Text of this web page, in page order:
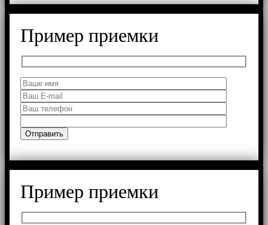
Пример приемки
Пример приемки